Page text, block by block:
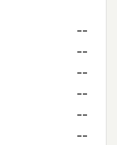
--
--
--
--
--
--